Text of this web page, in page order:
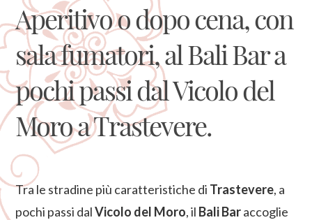
Aperitivo o dopo cena, con
sala fumatori, al Bali Bar a
pochi passi dal Vicolo del
Moro a Trastevere.
Tra le stradine più caratteristiche di Trastevere, a
pochi passi dalVicolo del Moro, il Bali Baraccoglie